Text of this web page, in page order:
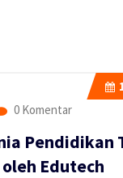
0 Komentar
Pendidikan
Edutech